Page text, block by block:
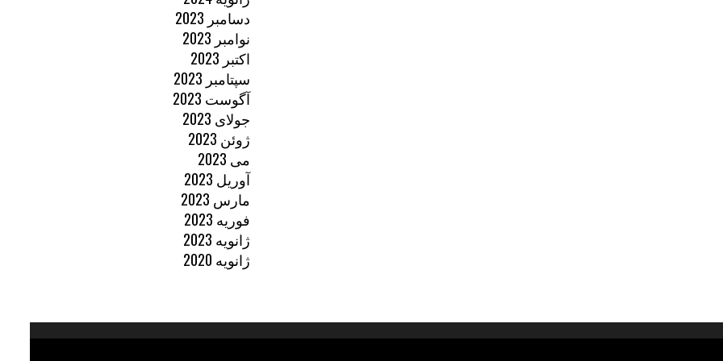
دسامبر 2023
نوامبر 2023
اکتبر 2023
سپتامبر 2023
آگوست 2023
جولای 2023
ژوئن 2023
می 2023
آوریل 2023
مارس 2023
فوریه 2023
ژانویه 2023
ژانویه 2020